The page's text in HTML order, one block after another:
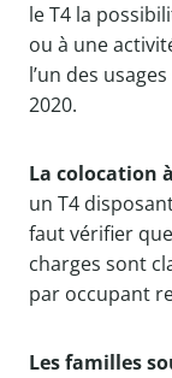
le T4 la
ou à une
l’un des
2020.
La colocation
un T4
faut vérifier
charges sont
par occupant
Les familles